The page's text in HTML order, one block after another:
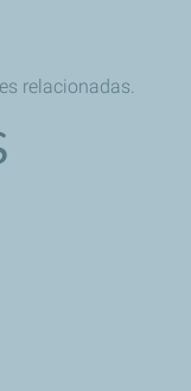
relacionadas.